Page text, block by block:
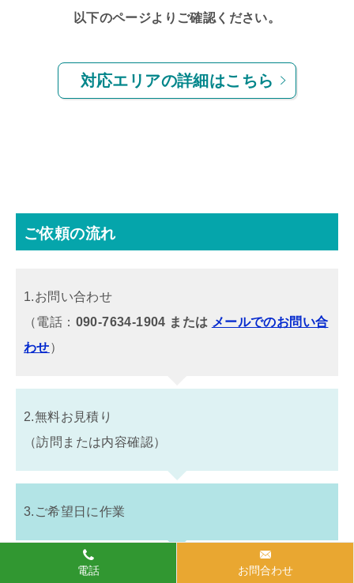
以下のページよりご確認ください。
対応エリアの詳細はこちら
ご依頼の流れ
1.お問い合わせ
（電話： 090-7634-1904 または メールでのお問い合
わせ）
2.無料お見積り
（訪問または内容確認）
3.ご希望日に作業
電話 お問合わせ